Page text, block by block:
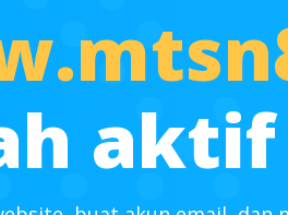
aktif